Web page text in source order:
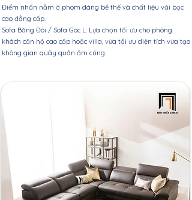
Điểm nhấn nằm ở phom dáng bề thế và chất liệu vải bọc
cao đẳng cấp.
Sofa Băng Đôi / Sofa Góc L: Lựa chọn tối ưu cho phòng
khách căn hộ cao cấp hoặc villa, vừa tối ưu diện tích vừa tạo
không gian quây quần ấm cúng.